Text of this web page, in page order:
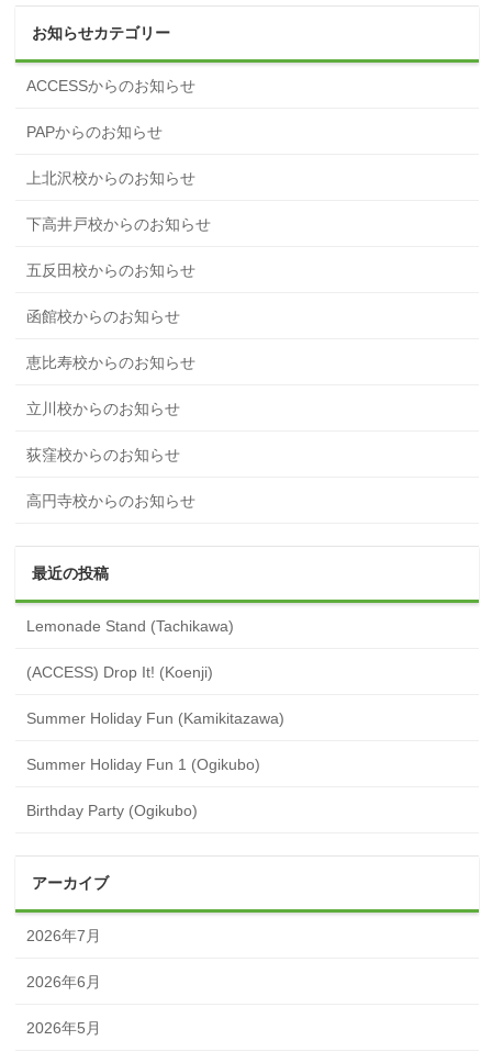
お知らせカテゴリー
ACCESSからのお知らせ
PAPからのお知らせ
上北沢校からのお知らせ
下高井戸校からのお知らせ
五反田校からのお知らせ
函館校からのお知らせ
恵比寿校からのお知らせ
立川校からのお知らせ
荻窪校からのお知らせ
高円寺校からのお知らせ
最近の投稿
Lemonade Stand (Tachikawa)
(ACCESS) Drop It! (Koenji)
Summer Holiday Fun (Kamikitazawa)
Summer Holiday Fun 1 (Ogikubo)
Birthday Party (Ogikubo)
アーカイブ
2026年7月
2026年6月
2026年5月